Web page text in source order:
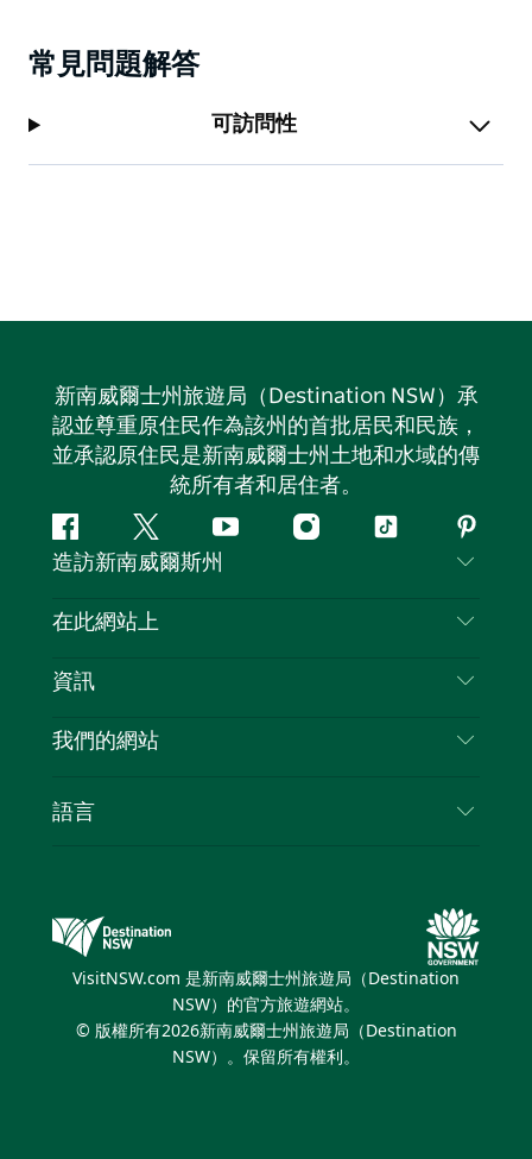
第五天 - 岡鮑爾 (Gunbower) 至昆德魯克 (Koondrook)
在過去十年的賽事中，劃槳者已為慈善機構和社區服務籌
常見問題解答
可訪問性
新南威爾士州旅遊局（Destination NSW）承
認並尊重原住民作為該州的首批居民和民族，
並承認原住民是新南威爾士州土地和水域的傳
統所有者和居住者。
Facebook嘰
嘰
喳
Youtube Instagram
抖
造訪新南威爾斯州
聯絡我們
隱私
Cookie 通知
在此網站上
目的地
新南威爾斯州公路旅行
活動
資訊
旅行資訊
新南威爾斯的商業
我們的網站
新南威爾士州旅遊局（Destination NSW）媒體中
繽紛悉尼燈光音樂節
語言
VisitNSW.com 是新南威爾士州旅遊局（Destination
NSW）的官方旅遊網站。
© 版權所有2026新南威爾士州旅遊局（Destination
NSW）。保留所有權利。